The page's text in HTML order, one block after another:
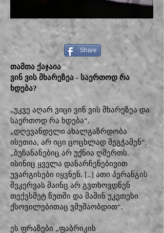
Share
თამთა ქაჯაია
ვინ ვის მხარეზეა - საერთოდ რა
ხდება?
„უკვე აღარ ვიცი ვინ ვის მხარეზეა და
საერთოდ რა ხდება“.
„დღევანდელი ახალგაზრდობა
ისეთია, არ იცი ცოცხლად შეგჭამენ“.
„ბუჩანანებიც არ უქნია ღმერთს.
ისინიც ყველა დანარჩენებივით
უვარგისები იყვნენ. [..] ათი პერანგის
შეკერვას მაინც არ გვთხოვდნენ
თექვსმეტ წუთში და მაშინ უკეთესი
ქსოვილებითაც ვმუშაობდით“.
ეს ფრაზები „ფაბრიკის